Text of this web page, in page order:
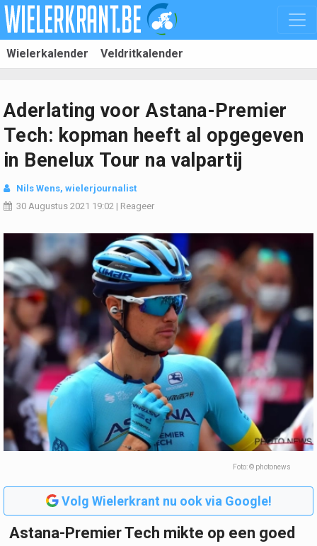
Wielerkalender Veldritkalender
Aderlating voor Astana-Premier
Tech: kopman heeft al opgegeven
in Benelux Tour na valpartij
Nils Wens, wielerjournalist
30 Augustus 2021 19:02 | Reageer
Foto: © photonews
Volg Wielerkrant nu ook via Google!
Astana-Premier Tech mikte op een goed